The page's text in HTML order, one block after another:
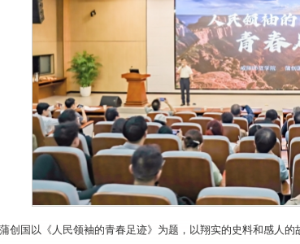
创国以《人民领袖的青春足迹》为题，以翔实的史料和感人